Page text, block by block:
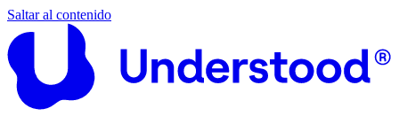
Saltar al contenido